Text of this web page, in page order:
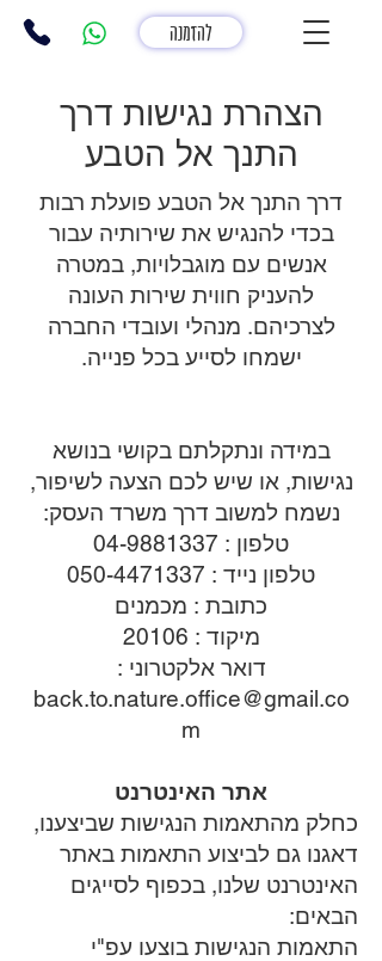
להזמנה
הצהרת נגישות דרך
התנך אל הטבע
דרך התנך אל הטבע פועלת רבות
בכדי להנגיש את שירותיה עבור
אנשים עם מוגבלויות, במטרה
להעניק חווית שירות העונה
לצרכיהם. מנהלי ועובדי החברה
ישמחו לסייע בכל פנייה.
במידה ונתקלתם בקושי בנושא
נגישות, או שיש לכם הצעה לשיפור,
נשמח למשוב דרך משרד העסק:
טלפון : 04-9881337
טלפון נייד : 050-4471337
כתובת : מכמנים
מיקוד : 20106
דואר אלקטרוני :
back.to.nature.office@gmail.co
m
אתר האינטרנט
כחלק מהתאמות הנגישות שביצענו,
דאגנו גם לביצוע התאמות באתר
האינטרנט שלנו, בכפוף לסייגים
הבאים:
התאמות הנגישות בוצעו עפ"י